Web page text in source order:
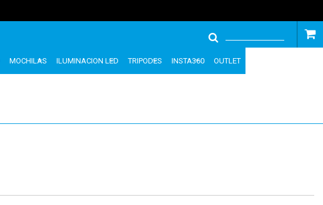
MOCHILAS ILUMINACION LED TRIPODES INSTA360 OUTLET